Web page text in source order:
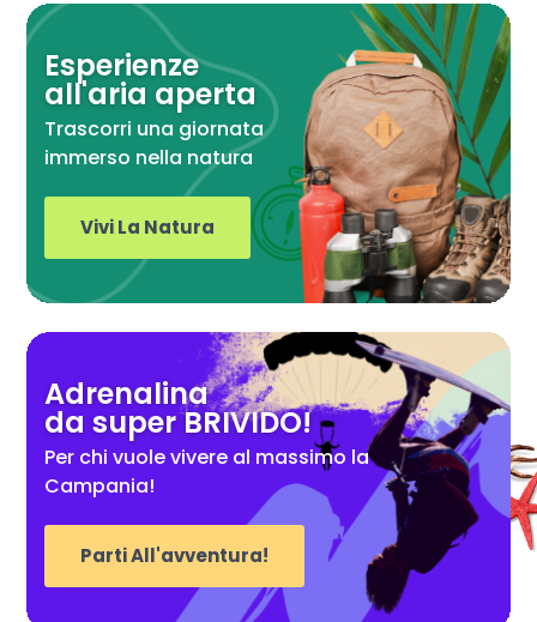
Esperienze
all'aria aperta
Trascorri una giornata
immerso nella natura
Vivi La Natura
Adrenalina
da super BRIVIDO!
Per chi vuole vivere al massimo la
Campania!
Parti All'avventura!